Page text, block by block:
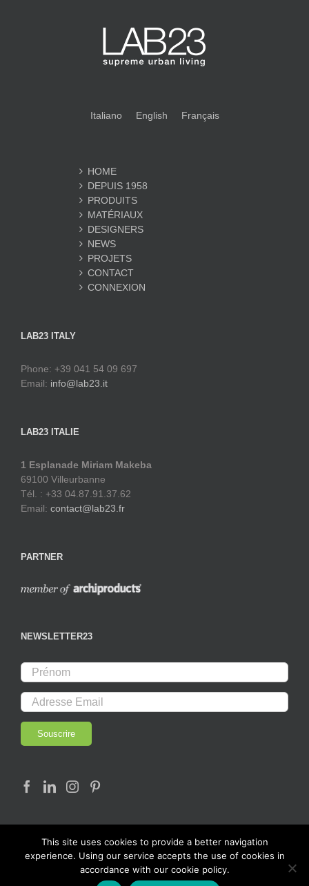
Italiano English Français
HOME
DEPUIS 1958
PRODUITS
MATÉRIAUX
DESIGNERS
NEWS
PROJETS
CONTACT
CONNEXION
LAB23 ITALY
Phone: +39 041 54 09 697
Email: info@lab23.it
LAB23 ITALIE
1 Esplanade Miriam Makeba
69100 Villeurbanne
Tél. : +33 04.87.91.37.62
Email: contact@lab23.fr
PARTNER
NEWSLETTER23
This site uses cookies to provide a better navigation
experience. Using our service accepts the use of cookies in
accordance with our cookie policy.